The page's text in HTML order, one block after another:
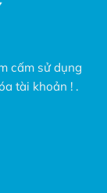
cấm sử dụng
tài khoản ! .